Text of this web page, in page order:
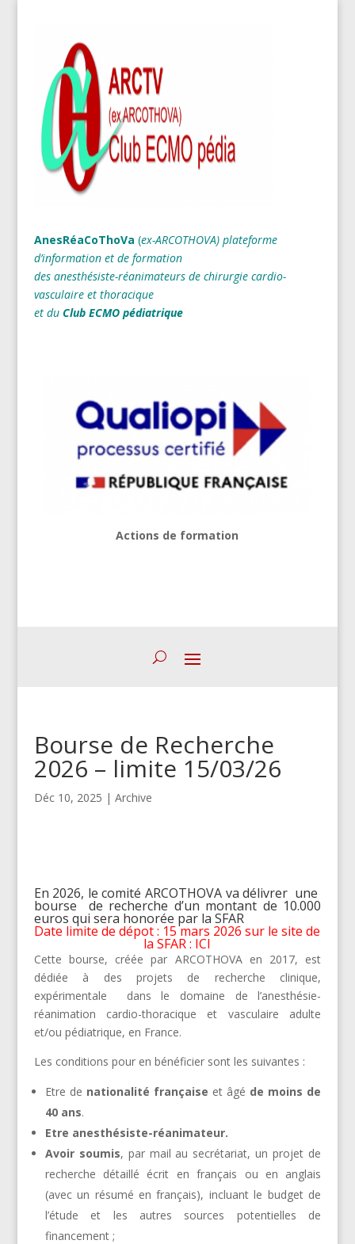
AnesRéaCoThoVa (ex-ARCOTHOVA) plateforme
d’information et de formation
des anesthésiste-réanimateurs de chirurgie cardio-
vasculaire et thoracique
et du Club ECMO pédiatrique
Actions de formation
Bourse de Recherche
2026 – limite 15/03/26
Déc 10, 2025 | Archive
En 2026, le comité ARCOTHOVA va délivrer une
bourse de recherche d’un montant de 10.000
euros qui sera honorée par la SFAR
Date limite de dépot : 15 mars 2026 sur le site de
la SFAR : ICI
Cette bourse, créée par ARCOTHOVA en 2017, est
dédiée à des projets de recherche clinique,
expérimentale dans le domaine de l’anesthésie-
réanimation cardio-thoracique et vasculaire adulte
et/ou pédiatrique, en France.
Les conditions pour en bénéficier sont les suivantes :
Etre de nationalité française et âgé de moins de
40 ans.
Etre anesthésiste-réanimateur.
Avoir soumis, par mail au secrétariat, un projet de
recherche détaillé écrit en français ou en anglais
(avec un résumé en français), incluant le budget de
l’étude et les autres sources potentielles de
financement ;